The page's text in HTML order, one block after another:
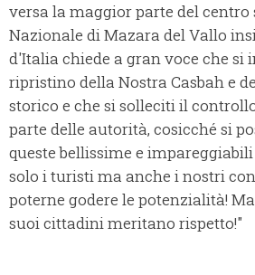
versa la maggior parte del centro
Nazionale di Mazara del Vallo
d'Italia chiede a gran voce che si
ripristino della Nostra Casbah e
storico e che si solleciti il
parte delle autorità, cosicché si
queste bellissime e
solo i turisti ma anche i nostri
poterne godere le potenzialità!
suoi cittadini meritano rispetto!"